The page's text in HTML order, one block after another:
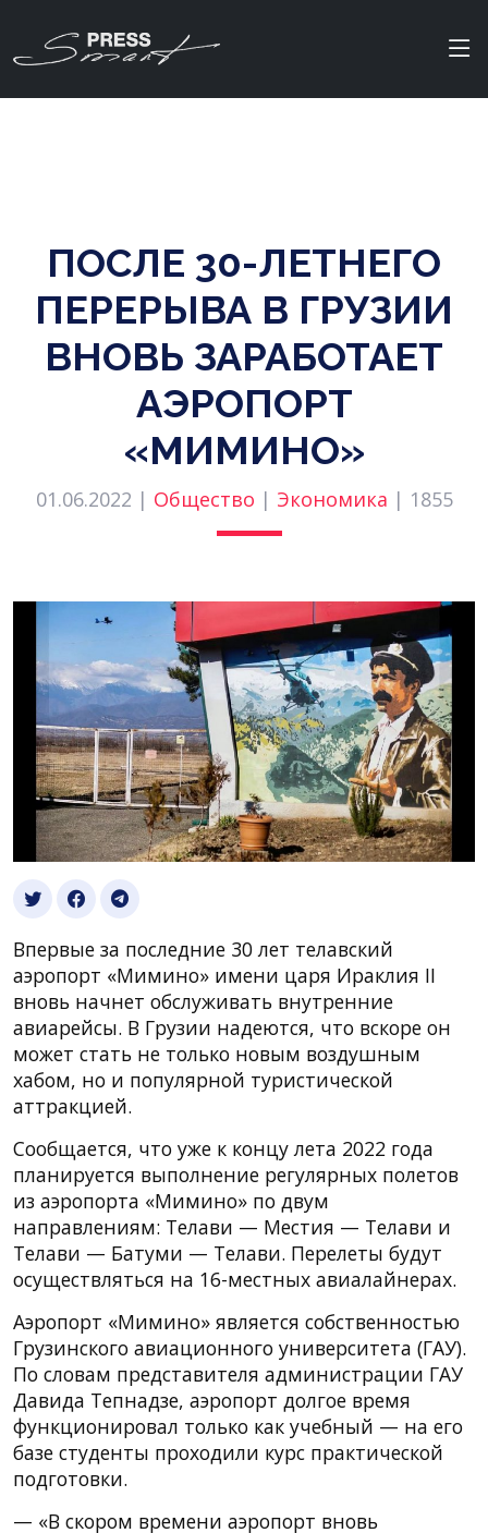
ПОСЛЕ 30-ЛЕТНЕГО
ПЕРЕРЫВА В ГРУЗИИ
ВНОВЬ ЗАРАБОТАЕТ
АЭРОПОРТ
«МИМИНО»
01.06.2022 | Общество | Экономика | 1855
Впервые за последние 30 лет телавский
аэропорт «Мимино» имени царя Ираклия II
вновь начнет обслуживать внутренние
авиарейсы. В Грузии надеются, что вскоре он
может стать не только новым воздушным
хабом, но и популярной туристической
аттракцией.
Сообщается, что уже к концу лета 2022 года
планируется выполнение регулярных полетов
из аэропорта «Мимино» по двум
направлениям: Телави — Местия — Телави и
Телави — Батуми — Телави. Перелеты будут
осуществляться на 16-местных авиалайнерах.
Аэропорт «Мимино» является собственностью
Грузинского авиационного университета (ГАУ).
По словам представителя администрации ГАУ
Давида Тепнадзе, аэропорт долгое время
функционировал только как учебный — на его
базе студенты проходили курс практической
подготовки.
— «В скором времени аэропорт вновь